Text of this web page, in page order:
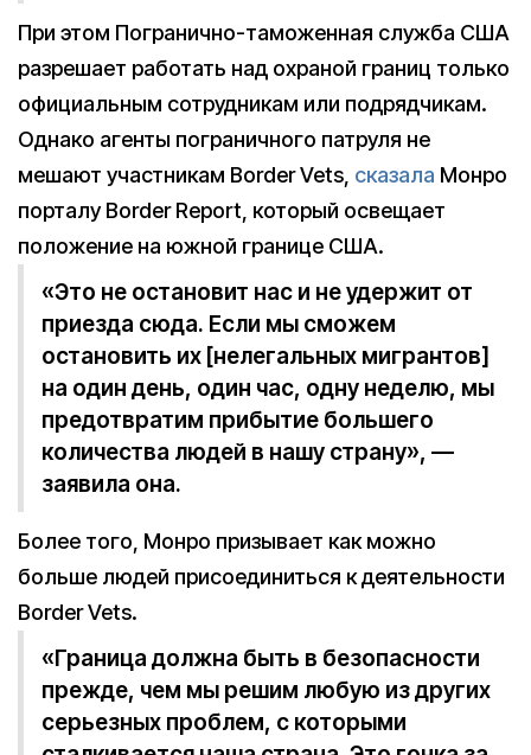
При этом Погранично-таможенная служба США
разрешает работать над охраной границ только
официальным сотрудникам или подрядчикам.
Однако агенты пограничного патруля не
мешают участникам Border Vets, сказала Монро
порталу Border Report, который освещает
положение на южной границе США.
«Это не остановит нас и не удержит от
приезда сюда. Если мы сможем
остановить их [нелегальных мигрантов]
на один день, один час, одну неделю, мы
предотвратим прибытие большего
количества людей в нашу страну», —
заявила она.
Более того, Монро призывает как можно
больше людей присоединиться к деятельности
Border Vets.
«Граница должна быть в безопасности
прежде, чем мы решим любую из других
серьезных проблем, с которыми